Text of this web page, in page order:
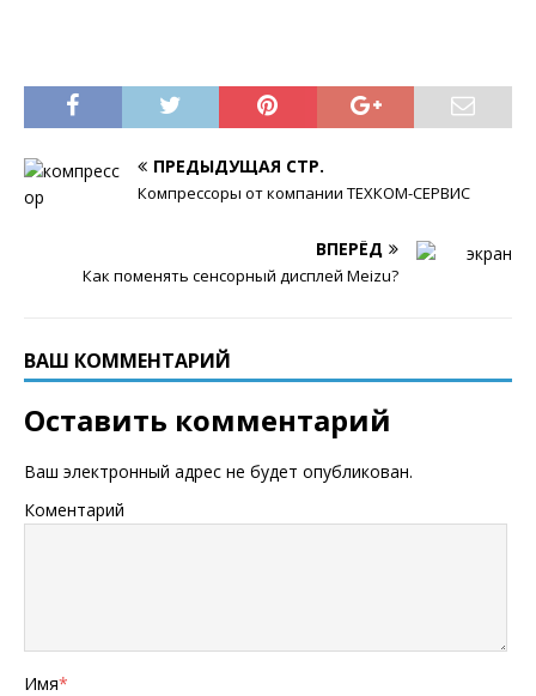
ПРЕДЫДУЩАЯ СТР.
Компрессоры от компании ТЕХКОМ-СЕРВИС
ВПЕРЁД
Как поменять сенсорный дисплей Meizu?
ВАШ КОММЕНТАРИЙ
Оставить комментарий
Ваш электронный адрес не будет опубликован.
Коментарий
Имя*